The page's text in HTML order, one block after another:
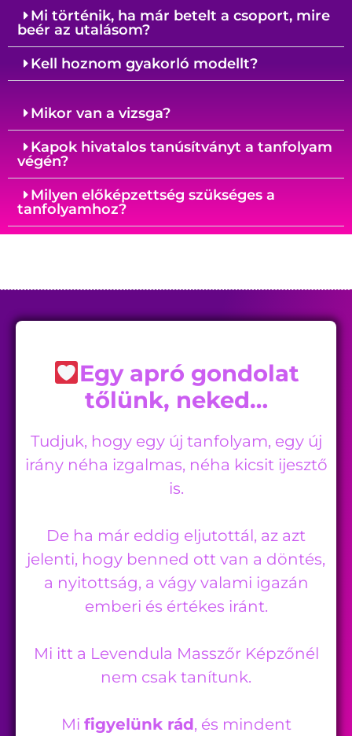
Mi történik, ha már betelt a csoport, mire
beér az utalásom?
Kell hoznom gyakorló modellt?
Mikor van a vizsga?
Kapok hivatalos tanúsítványt a tanfolyam
végén?
Milyen előképzettség szükséges a
tanfolyamhoz?
Egy apró gondolat
tőlünk, neked…
Tudjuk, hogy egy új tanfolyam, egy új
irány néha izgalmas, néha kicsit ijesztő
is.
De ha már eddig eljutottál, az azt
jelenti, hogy benned ott van a döntés,
a nyitottság, a vágy valami igazán
emberi és értékes iránt.
Mi itt a Levendula Masszőr Képzőnél
nem csak tanítunk.
Mi figyelünk rád, és mindent